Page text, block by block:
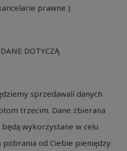
prawne )
DANE DOTYCZĄ
sprzedawali danych
trzecim. Dane zbierana
wykorzystane w celu
od Ciebie pieniędzy